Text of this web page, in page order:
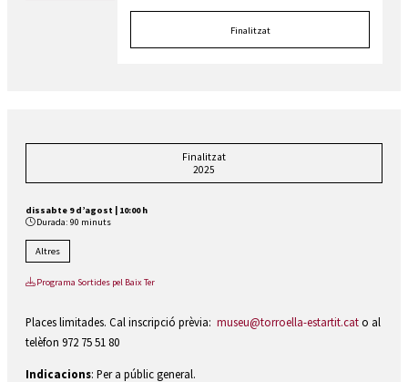
Finalitzat
Finalitzat
2025
dissabte 9 d’agost | 10:00 h
Durada: 90 minuts
Altres
Programa Sortides pel Baix Ter
Places limitades. Cal inscripció prèvia: museu@torroella-estartit.cato al
telèfon 972 75 51 80
Indicacions: Per a públic general.